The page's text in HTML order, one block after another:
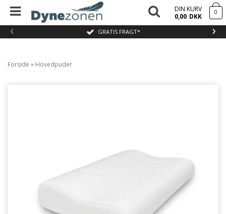
GRATIS FRAGT*
‹ ›
DIN KURV
0,00 DKK 0
Forside » Hovedpuder